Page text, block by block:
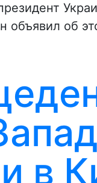
объявил об
в